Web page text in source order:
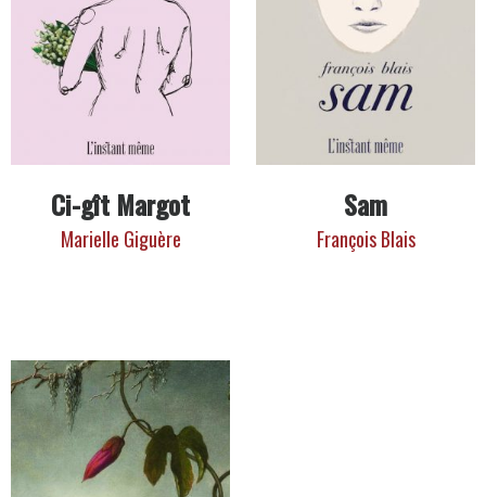
Ci-gît Margot
Marielle Giguère
Sam
François Blais